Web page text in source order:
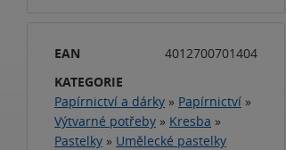
EAN
4012700701404
KATEGORIE
Papírnictví a dárky » Papírnictví »
Výtvarné potřeby » Kresba »
Pastelky » Umělecké pastelky